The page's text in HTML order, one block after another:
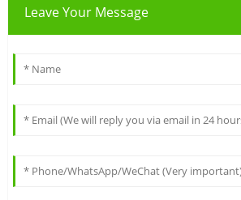
Leave Your Message